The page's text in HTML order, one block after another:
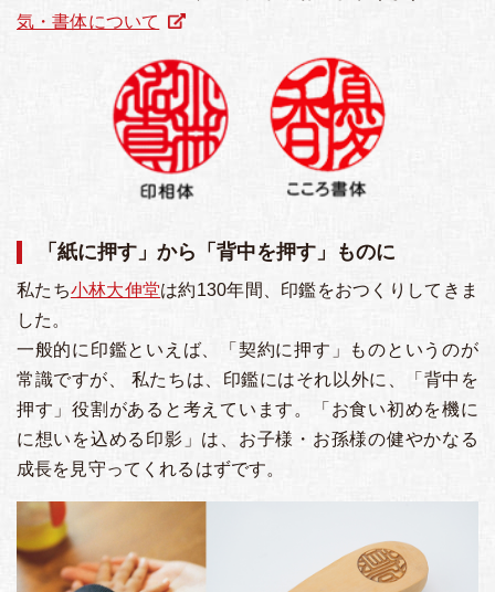
気・書体について
「紙に押す」から「背中を押す」ものに
私たち小林大伸堂は約130年間、印鑑をおつくりしてきま
した。
一般的に印鑑といえば、「契約に押す」ものというのが
常識ですが、 私たちは、印鑑にはそれ以外に、「背中を
押す」役割があると考えています。「お食い初めを機に
に想いを込める印影」は、お子様・お孫様の健やかなる
成長を見守ってくれるはずです。